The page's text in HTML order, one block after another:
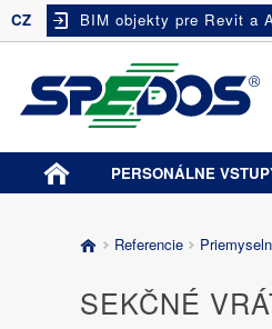
CZ BIM objekty pre Revit a
PERSONÁLNE
Referencie
SEKČNÉ